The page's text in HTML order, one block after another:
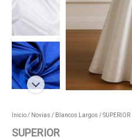
Inicio/ Novias / Blancos Largos / SUPERIOR
SUPERIOR